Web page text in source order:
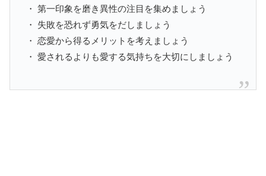
・ 第一印象を磨き異性の注目を集めましょう
・ 失敗を恐れず勇気をだしましょう
・ 恋愛から得るメリットを考えましょう
・ 愛されるよりも愛する気持ちを大切にしましょう